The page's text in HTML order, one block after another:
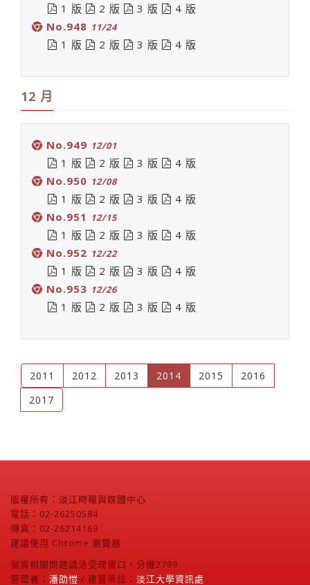
1 版 2 版 3 版
4 版
No.948 11/24
1 版 2 版 3 版 4 版
12 月
No.949 12/01
1 版 2 版 3 版
4 版
No.950 12/08
1 版 2 版 3 版
4 版
No.951 12/15
1 版 2 版 3 版
4 版
No.952 12/22
1 版 2 版 3 版
4 版
No.953 12/26
1 版 2 版 3 版 4 版
2011 2012 2013 2014 (current)
2015
2016
2017
版權所有：淡江時報與媒體中心
電話：02-26250584
傳真：02-26214169
建議使用 Chrome 瀏覽器
個資相關問題請洽受理窗口，分機2799
管理者： 潘劭愷 / 建置單位： 淡江大學資訊處